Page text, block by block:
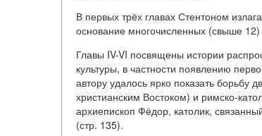
В первых трёх главах Стентоном
основание многочисленных (свыше 12)
Главы IV-VI посвящены истории
культуры, в частности появлению
автору удалось ярко показать борьбу
христианским Востоком) и римско-
архиепископ Фёдор, католик,
(стр. 135).